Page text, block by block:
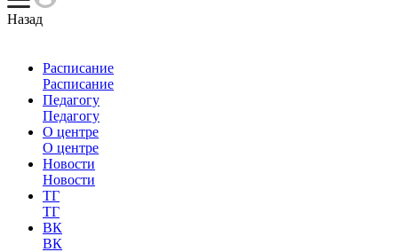
Назад
Расписание
Расписание
Педагогу
Педагогу
О центре
О центре
Новости
Новости
ТГ
ТГ
ВК
ВК